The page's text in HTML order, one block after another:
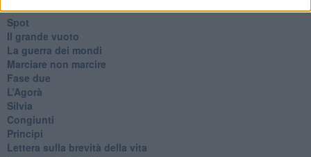
Grullaia
Spot
​Il grande vuoto
​La guerra dei mondi
Marciare non marcire
Fase due
L’Agorà
Silvia
Congiunti
Principi
​Lettera sulla brevità della vita